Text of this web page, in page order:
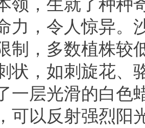
领，生就了种种
力，令人惊异。
制，多数植株较
状，如刺旋花、
一层光滑的白色
可以反射强烈阳